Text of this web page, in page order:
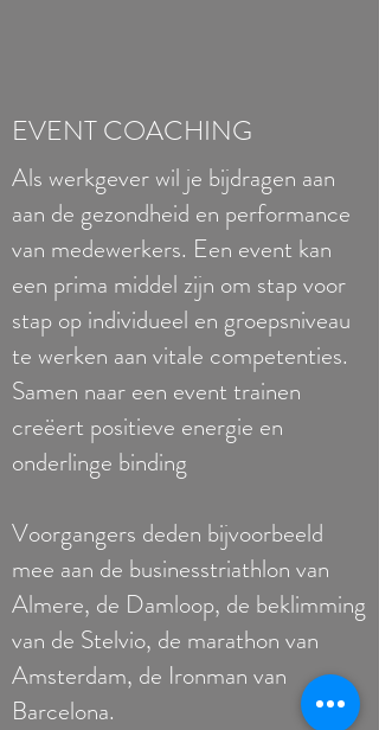
EVENT COACHING
Als werkgever wil je bijdragen aan
aan de gezondheid en performance
van medewerkers. Een event kan
een prima middel zijn om stap voor
stap op individueel en groepsniveau
te werken aan vitale competenties.
Samen naar een event trainen
creëert positieve energie en
onderlinge binding
Voorgangers deden bijvoorbeeld
mee aan de businesstriathlon van
Almere, de Damloop, de beklimming
van de Stelvio, de marathon van
Amsterdam, de Ironman van
Barcelona.